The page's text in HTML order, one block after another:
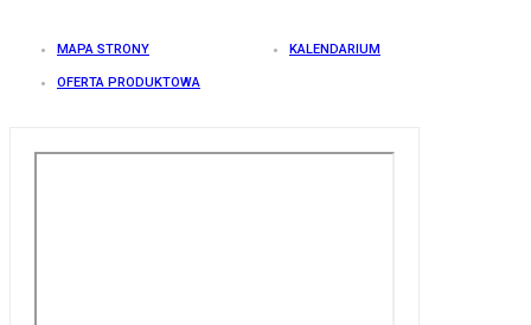
MAPA STRONY KALENDARIUM
OFERTA PRODUKTOWA